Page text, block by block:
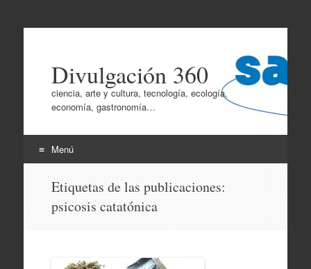
Divulgación 360
ciencia, arte y cultura, tecnología, ecología,
economía, gastronomía…
Menú
contenido
Etiquetas de las publicaciones:
psicosis catatónica